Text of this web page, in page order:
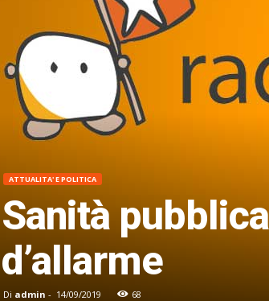
ATTUALITA' E POLITICA
Sanità
d’allarme
Di admin - 14/09/2019 68